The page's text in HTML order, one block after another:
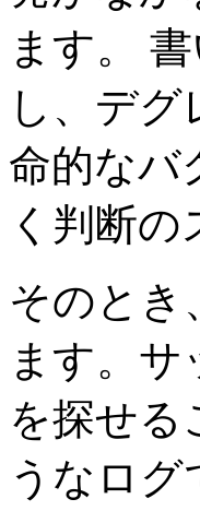
ます。
し、デ
命的なバ
く判断
そのとき
ます。
を探せる
うなロ